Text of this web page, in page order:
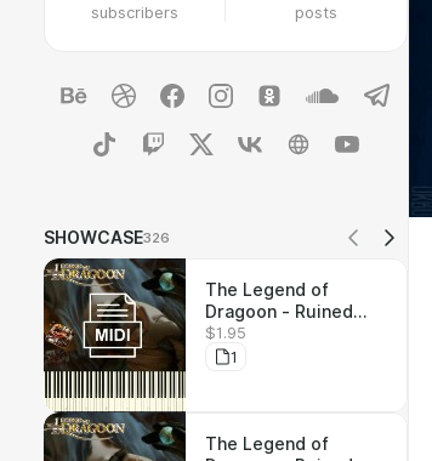
subscribers posts
SHOWCASE326
The Legend of
Dragoon - Ruined
Seles - MIDI
$1.95
1
The Legend of